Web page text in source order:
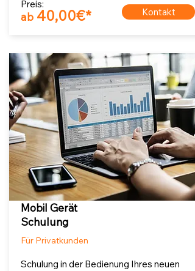
Preis:
ab 40,00€* Kontakt
Mobil Gerät
Schulung
Für Privatkunden
Schulung in der Bedienung Ihres neuen